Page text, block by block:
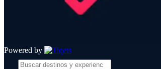
Powered by